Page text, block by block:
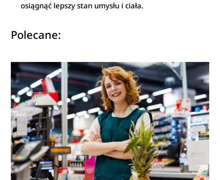
osiągnąć lepszy stan umysłu i ciała.
Polecane: